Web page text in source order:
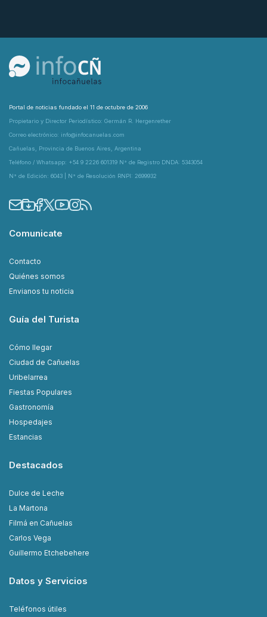
Portal de noticias fundado el 11 de octubre de 2006
Propietario y Director Periodístico: Germán R. Hergenrether
Correo electrónico: info@infocanuelas.com
Cañuelas, Provincia de Buenos Aires, Argentina
Teléfono / Whatsapp: +54 9 2226 601319 N° de Registro DNDA: 5343054
N° de Edición: 6043 | N° de Resolución RNPI: 2699932
Comunicate
Contacto
Quiénes somos
Envianos tu noticia
Guía del Turista
Cómo llegar
Ciudad de Cañuelas
Uribelarrea
Fiestas Populares
Gastronomía
Hospedajes
Estancias
Destacados
Dulce de Leche
La Martona
Filmá en Cañuelas
Carlos Vega
Guillermo Etchebehere
Datos y Servicios
Teléfonos útiles